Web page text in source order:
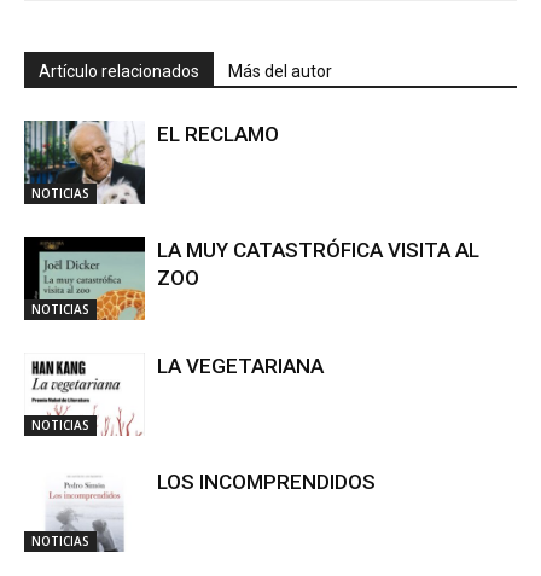
Artículo relacionados Más del autor
NOTICIAS
EL RECLAMO
NOTICIAS
LA MUY CATASTRÓFICA VISITA AL
ZOO
NOTICIAS
LA VEGETARIANA
NOTICIAS
LOS INCOMPRENDIDOS